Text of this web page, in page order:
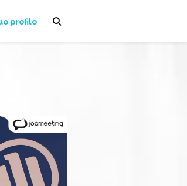
profilo